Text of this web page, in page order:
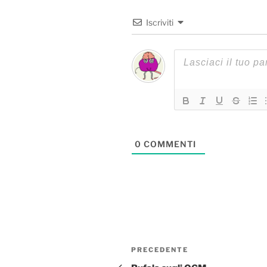
Iscriviti
0 COMMENTI
Navigazione
Articolo
PRECEDENTE